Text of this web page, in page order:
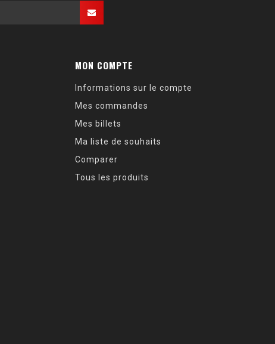
MON COMPTE
Informations sur le compte
Mes commandes
Mes billets
Ma liste de souhaits
Comparer
Tous les produits